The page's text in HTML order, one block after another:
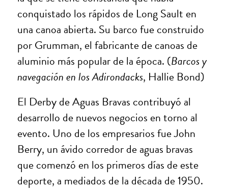
conquistado los rápidos de Long Sault en
una canoa abierta. Su barco fue construido
por Grumman, el fabricante de canoas de
aluminio más popular de la época. (Barcos y
navegación en los Adirondacks, Hallie Bond)
El Derby de Aguas Bravas contribuyó al
desarrollo de nuevos negocios en torno al
evento. Uno de los empresarios fue John
Berry, un ávido corredor de aguas bravas
que comenzó en los primeros días de este
deporte, a mediados de la década de 1950.